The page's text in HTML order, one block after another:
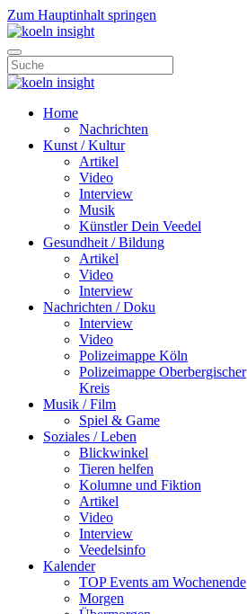
Zum Hauptinhalt springen
Home
Nachrichten
Kunst / Kultur
Artikel
Video
Interview
Musik
Künstler Dein Veedel
Gesundheit / Bildung
Artikel
Video
Interview
Nachrichten / Doku
Interview
Video
Polizeimappe Köln
Polizeimappe Oberbergischer
Kreis
Musik / Film
Spiel & Game
Soziales / Leben
Blickwinkel
Tieren helfen
Kolumne und Fiktion
Artikel
Video
Interview
Veedelsinfo
Kalender
TOP Events am Wochenende
Morgen